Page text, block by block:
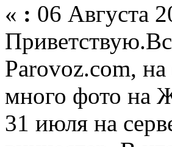
« : 06 Августа
Parovoz.com,
много фото на
31 июля на